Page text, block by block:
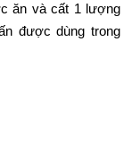
ăn và cất 1 lượng
được dùng trong